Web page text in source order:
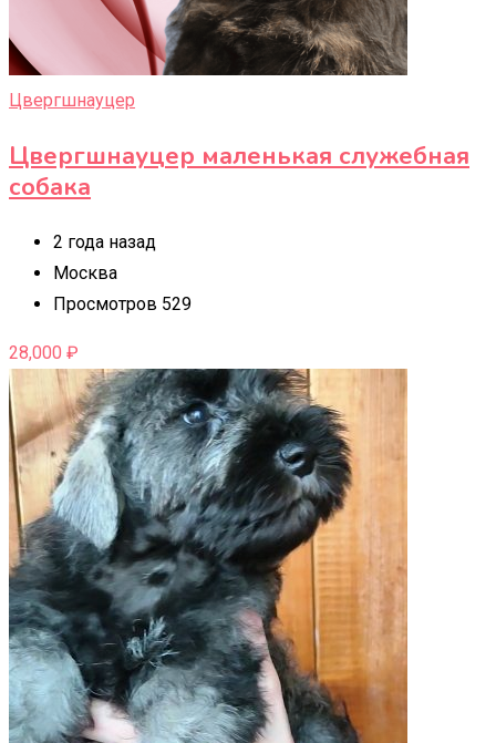
Цвергшнауцер
Цвергшнауцер маленькая служебная
собака
2 года назад
Москва
Просмотров 529
28,000 ₽